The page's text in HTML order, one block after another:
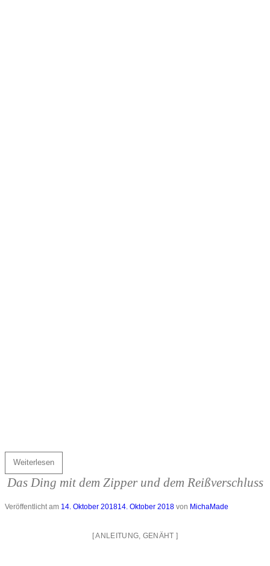
Weiterlesen
Das Ding mit dem Zipper und dem Reißverschluss
Veröffentlicht am 14. Oktober 201814. Oktober 2018 von MichaMade
[ANLEITUNG GENÄHT ]